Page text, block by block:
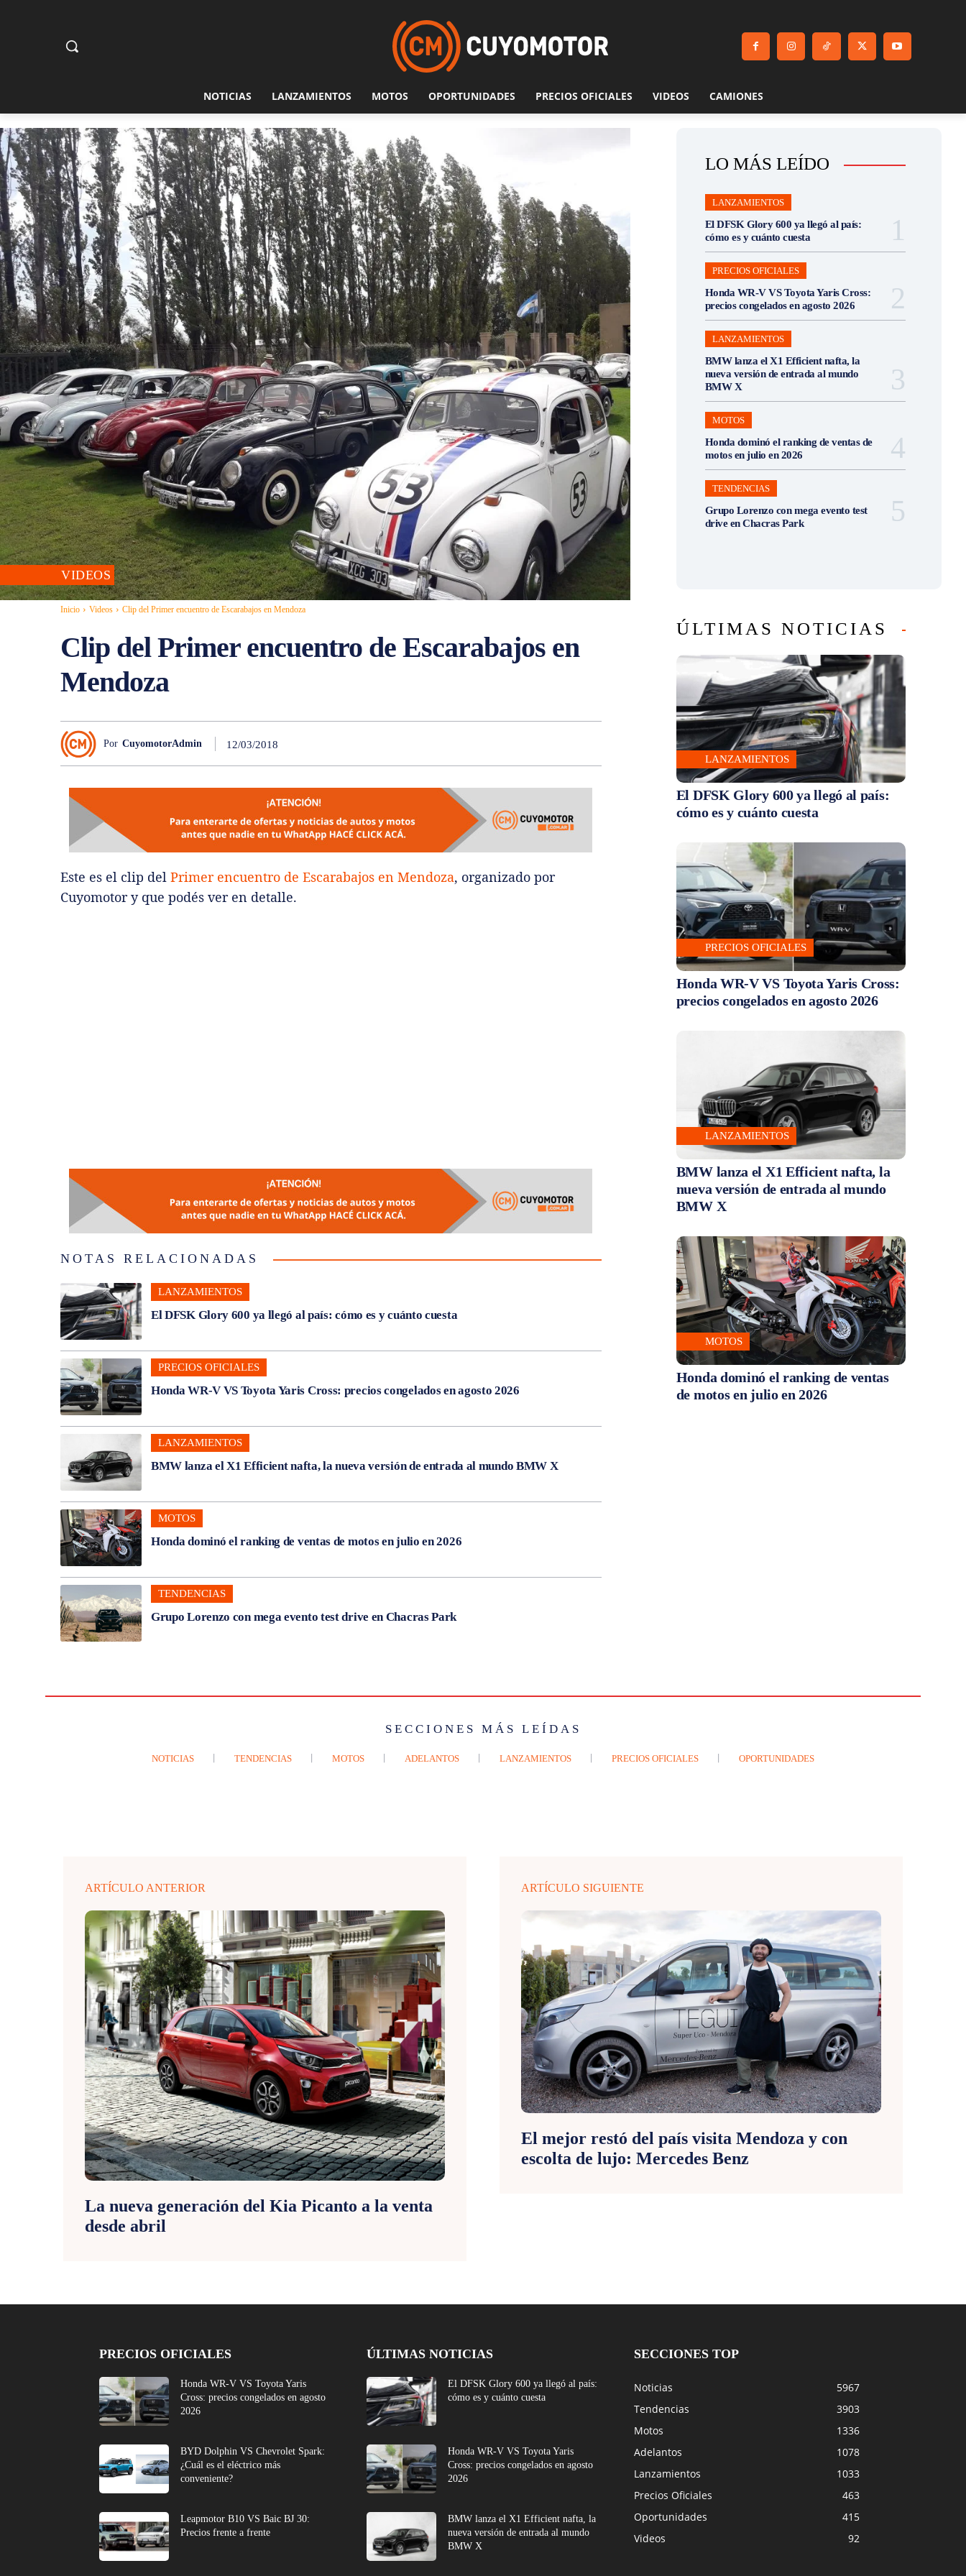
NOTICIAS LANZAMIENTOS MOTOS OPORTUNIDADES PRECIOS OFICIALES VIDEOS CAMIONES
VIDEOS
Inicio Videos Clip del Primer encuentro de Escarabajos en Mendoza
Clip del Primer encuentro de Escarabajos en
Mendoza
Por CuyomotorAdmin 12/03/2018
Este es el clip del Primer encuentro de Escarabajos en Mendoza, organizado por
Cuyomotor y que podés ver en detalle.
NOTAS RELACIONADAS
LANZAMIENTOS
El DFSK Glory 600 ya llegó al país: cómo es y cuánto cuesta
PRECIOS OFICIALES
Honda WR-V VS Toyota Yaris Cross: precios congelados en agosto 2026
LANZAMIENTOS
BMW lanza el X1 Efficient nafta, la nueva versión de entrada al mundo BMW X
MOTOS
Honda dominó el ranking de ventas de motos en julio en 2026
TENDENCIAS
Grupo Lorenzo con mega evento test drive en Chacras Park
LO MÁS LEÍDO
LANZAMIENTOS
El DFSK Glory 600 ya llegó al país:
cómo es y cuánto cuesta
PRECIOS OFICIALES
Honda WR-V VS Toyota Yaris Cross:
precios congelados en agosto 2026
LANZAMIENTOS
BMW lanza el X1 Efficient nafta, la
nueva versión de entrada al mundo
BMW X
MOTOS
Honda dominó el ranking de ventas de
motos en julio en 2026
TENDENCIAS
Grupo Lorenzo con mega evento test
drive en Chacras Park
ÚLTIMAS NOTICIAS
LANZAMIENTOS
El DFSK Glory 600 ya llegó al país:
cómo es y cuánto cuesta
PRECIOS OFICIALES
Honda WR-V VS Toyota Yaris Cross:
precios congelados en agosto 2026
LANZAMIENTOS
BMW lanza el X1 Efficient nafta, la
nueva versión de entrada al mundo
BMW X
MOTOS
Honda dominó el ranking de ventas
de motos en julio en 2026
SECCIONES MÁS LEÍDAS
NOTICIAS TENDENCIAS MOTOS ADELANTOS LANZAMIENTOS PRECIOS OFICIALES OPORTUNIDADES
ARTÍCULO ANTERIOR
La nueva generación del Kia Picanto a la venta
desde abril
ARTÍCULO SIGUIENTE
El mejor restó del país visita Mendoza y con
escolta de lujo: Mercedes Benz
PRECIOS OFICIALES
Honda WR-V VS Toyota Yaris
Cross: precios congelados en agosto
2026
BYD Dolphin VS Chevrolet Spark:
¿Cuál es el eléctrico más
conveniente?
Leapmotor B10 VS Baic BJ 30:
Precios frente a frente
ÚLTIMAS NOTICIAS
El DFSK Glory 600 ya llegó al país:
cómo es y cuánto cuesta
Honda WR-V VS Toyota Yaris
Cross: precios congelados en agosto
2026
BMW lanza el X1 Efficient nafta, la
nueva versión de entrada al mundo
BMW X
SECCIONES TOP
Noticias
5967
Tendencias
3903
Motos
1336
Adelantos
1078
Lanzamientos
1033
Precios Oficiales
463
Oportunidades
415
Videos
92